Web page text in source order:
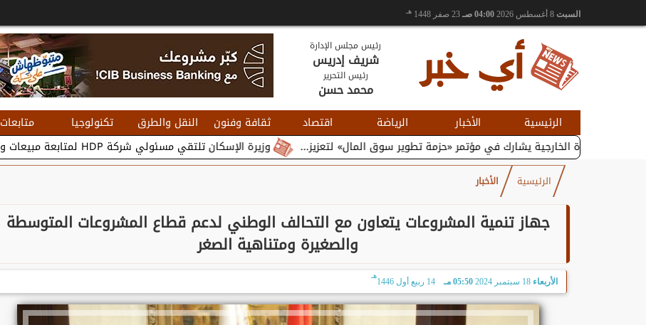
السبت 04:00 صـ 23 صفر 1448 هـ
رئيس مجلس الإدارة
شريف إدريس
رئيس التحرير
محمد حسن
الرئيسية الأخبار الرياضة اقتصاد ثقافة وفنون النقل والطرق تكنولوجيا متابعات
وزيرة الإسكان تلتقي مسئولي شركة HDP لمتابعة مبيعات وتسويق مشروعات المدن الجديدة... الخارجية يشارك في مؤتمر «حزمة تطوير سوق المال» لتعزيز...
الرئيسية الأخبار
جهاز تنمية المشروعات يتعاون مع التحالف الوطني لدعم قطاع المشروعات المتوسطة
والصغيرة ومتناهية الصغر
الأربعاء 18 سبتمبر 2024 05:50 مـ 14 ربيع أول 1446
هـ